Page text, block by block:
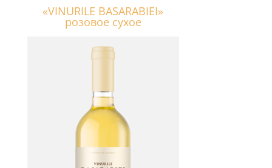
«VINURILE BASARABIEI»
розовое сухое